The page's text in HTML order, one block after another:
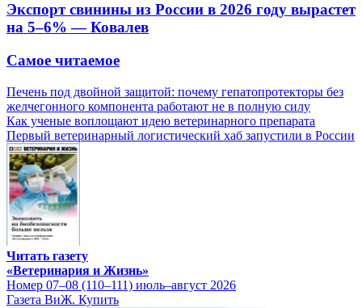
Экспорт свинины из России в 2026 году вырастет
на 5–6% — Ковалев
Самое читаемое
Печень под двойной защитой: почему гепатопротекторы без
желчегонного компонента работают не в полную силу
Как ученые воплощают идею ветеринарного препарата
Первый ветеринарный логистический хаб запустили в России
Читать газету
«Ветеринария и Жизнь»
Номер 07–08 (110–111) июль–август 2026
Газета ВиЖ. Купить